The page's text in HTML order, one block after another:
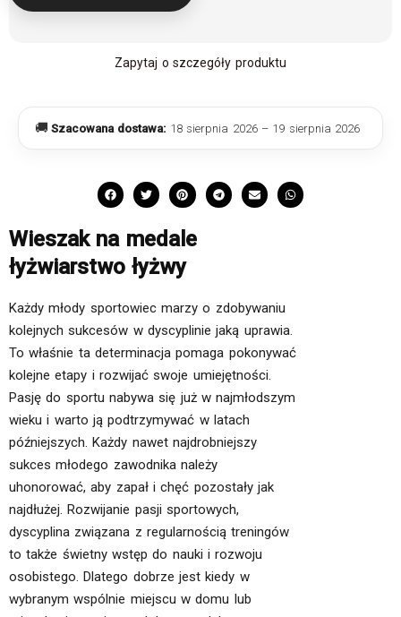
Zapytaj o szczegóły produktu
🚚 Szacowana dostawa: 18 sierpnia 2026 – 19 sierpnia 2026
Wieszak na medale
łyżwiarstwo łyżwy
Każdy młody sportowiec marzy o zdobywaniu
kolejnych sukcesów w dyscyplinie jaką uprawia.
To właśnie ta determinacja pomaga pokonywać
kolejne etapy i rozwijać swoje umiejętności.
Pasję do sportu nabywa się już w najmłodszym
wieku i warto ją podtrzymywać w latach
późniejszych. Każdy nawet najdrobniejszy
sukces młodego zawodnika należy
uhonorować, aby zapał i chęć pozostały jak
najdłużej. Rozwijanie pasji sportowych,
dyscyplina związana z regularnością treningów
to także świetny wstęp do nauki i rozwoju
osobistego. Dlatego dobrze jest kiedy w
wybranym wspólnie miejscu w domu lub